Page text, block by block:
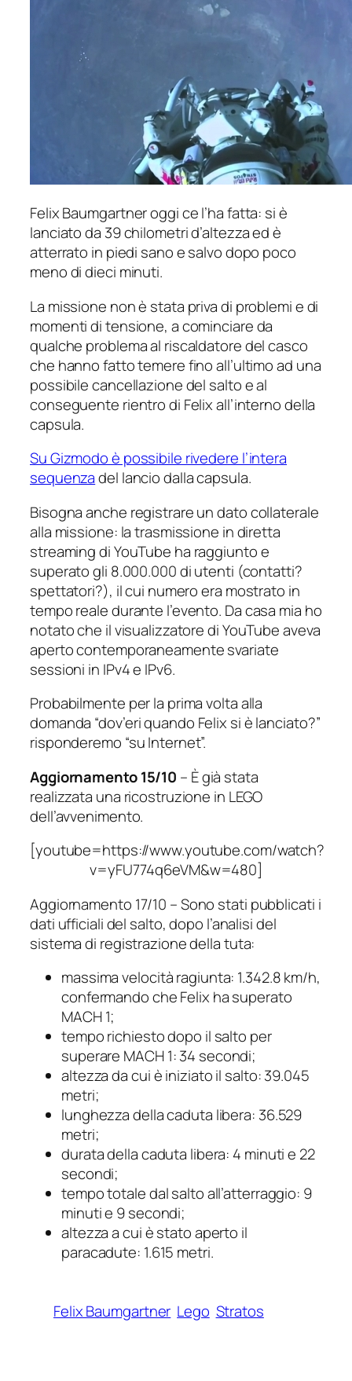
Felix Baumgartner oggi ce l’ha fatta: si è
lanciato da 39 chilometri d’altezza ed è
atterrato in piedi sano e salvo dopo poco
meno di dieci minuti.
La missione non è stata priva di problemi e di
momenti di tensione, a cominciare da
qualche problema al riscaldatore del casco
che hanno fatto temere fino all’ultimo ad una
possibile cancellazione del salto e al
conseguente rientro di Felix all’interno della
capsula.
Su Gizmodo è possibile rivedere l’intera
sequenzadel lancio dalla capsula.
Bisogna anche registrare un dato collaterale
alla missione: la trasmissione in diretta
streaming di YouTube ha raggiunto e
superato gli 8.000.000 di utenti (contatti?
spettatori?), il cui numero era mostrato in
tempo reale durante l’evento. Da casa mia ho
notato che il visualizzatore di YouTube aveva
aperto contemporaneamente svariate
sessioni in IPv4 e IPv6.
Probabilmente per la prima volta alla
domanda “dov’eri quando Felix si è lanciato?”
risponderemo “su Internet”.
Aggiornamento 15/10 – È già stata
realizzata una ricostruzione in LEGO
dell’avvenimento.
[youtube=https://www.youtube.com/watch?
v=yFU774q6eVM&w=480]
Aggiornamento 17/10 – Sono stati pubblicati i
dati ufficiali del salto, dopo l’analisi del
sistema di registrazione della tuta:
massima velocità ragiunta: 1.342.8 km/h,
confermando che Felix ha superato
MACH 1;
tempo richiesto dopo il salto per
superare MACH 1: 34 secondi;
altezza da cui è iniziato il salto: 39.045
metri;
lunghezza della caduta libera: 36.529
metri;
durata della caduta libera: 4 minuti e 22
secondi;
tempo totale dal salto all’atterraggio: 9
minuti e 9 secondi;
altezza a cui è stato aperto il
paracadute: 1.615 metri.
Felix Baumgartner Lego Stratos